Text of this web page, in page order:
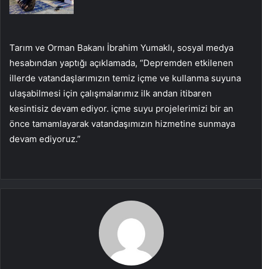
Tarım ve Orman Bakanı İbrahim Yumaklı, sosyal medya
hesabından yaptığı açıklamada, “Depremden etkilenen
illerde vatandaşlarımızın temiz içme ve kullanma suyuna
ulaşabilmesi için çalışmalarımız ilk andan itibaren
kesintisiz devam ediyor. içme suyu projelerimizi bir an
önce tamamlayarak vatandaşımızın hizmetine sunmaya
devam ediyoruz.”